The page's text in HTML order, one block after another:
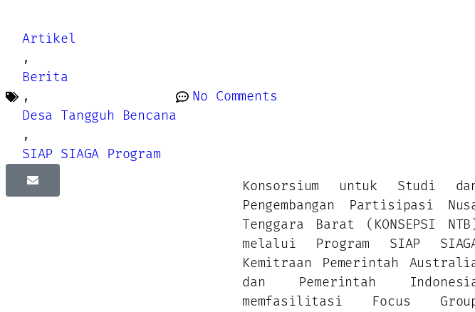
Artikel
,
Berita
,
Desa Tangguh Bencana
,
SIAP SIAGA Program
No Comments
Konsorsium untuk Studi
Pengembangan Partisipasi
Tenggara Barat (KONSEPSI
melalui Program SIAP
Kemitraan Pemerintah
dan Pemerintah
memfasilitasi Focus